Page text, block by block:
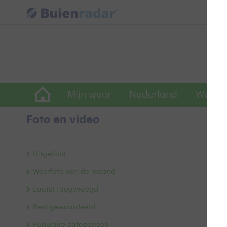
Mijn weer Nederland
Foto en video
Uitgelicht
Weerfoto van de maand
Laatst toegevoegd
Best gewaardeerd
Populaire categorieën